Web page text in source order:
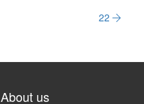
22
About us